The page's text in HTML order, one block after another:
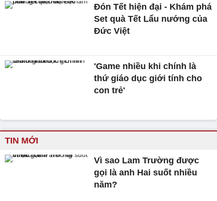
Đón Tết hiện đại - Khám phá
Set quà Tết Lẩu nướng của
Đức Việt
'Game nhiều khi chính là
thứ giáo dục giới tính cho
con trẻ'
TIN MỚI
Vì sao Lam Trường được
gọi là anh Hai suốt nhiều
năm?